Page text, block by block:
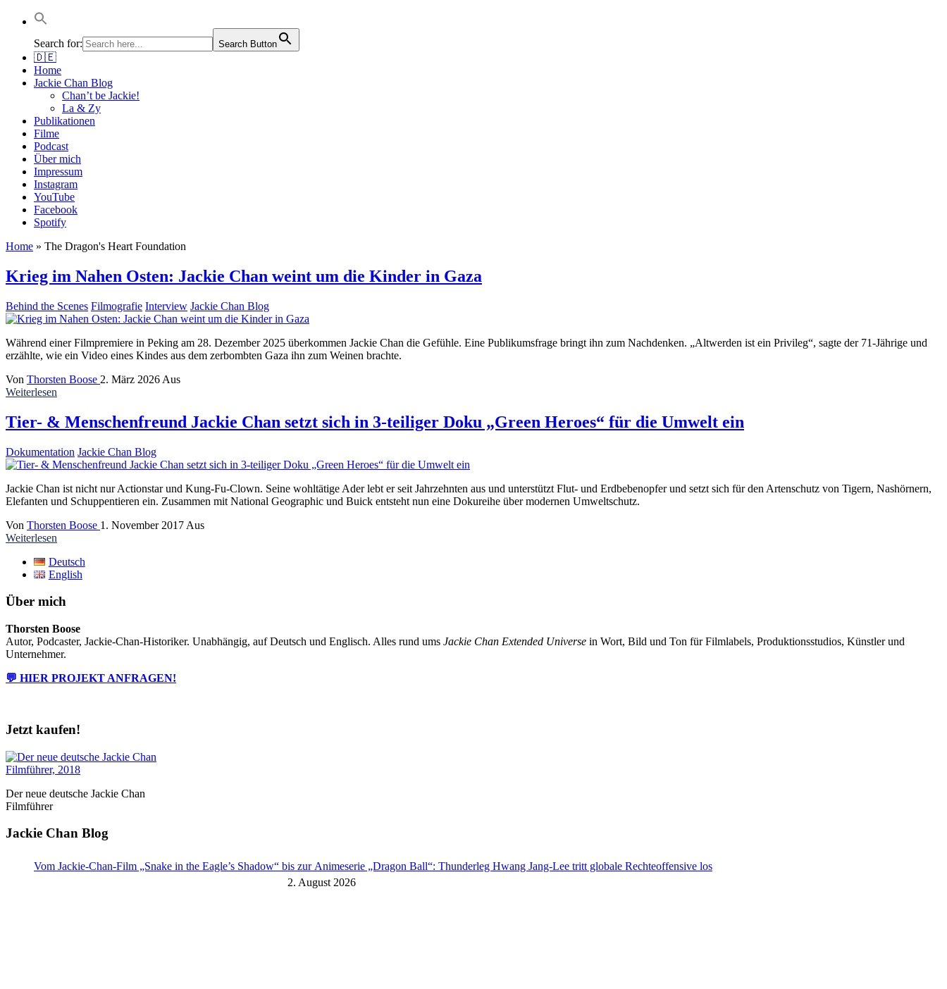
Jackie Chan Deutschland | Thorsten Boose
Autor & Jackie-Chan-Historiker
Search for:
Search Button
🇩🇪
Home
Jackie Chan Blog
Chan’t be Jackie!
La & Zy
Publikationen
Filme
Podcast
Über mich
Impressum
Instagram
YouTube
Facebook
Spotify
Home » The Dragon's Heart Foundation
Krieg im Nahen Osten: Jackie Chan weint um die Kinder in Gaza
Behind the Scenes Filmografie Interview Jackie Chan Blog
Während einer Filmpremiere in Peking am 28. Dezember 2025 überkommen Jackie Chan die Gefühle. Eine Publikumsfrage bringt ihn zum Nachdenken. „Altwerden ist ein Privileg“, sagte der 71-Jährige und
erzählte, wie ein Video eines Kindes aus dem zerbombten Gaza ihn zum Weinen brachte.
Von Thorsten Boose 2. März 2026 Aus
Weiterlesen
Tier- & Menschenfreund Jackie Chan setzt sich in 3-teiliger Doku „Green Heroes“ für die Umwelt ein
Dokumentation Jackie Chan Blog
Jackie Chan ist nicht nur Actionstar und Kung-Fu-Clown. Seine wohltätige Ader lebt er seit Jahrzehnten aus und unterstützt Flut- und Erdbebenopfer und setzt sich für den Artenschutz von Tigern, Nashörnern,
Elefanten und Schuppentieren ein. Zusammen mit National Geographic und Buick entsteht nun eine Dokureihe über modernen Umweltschutz.
Von Thorsten Boose 1. November 2017 Aus
Weiterlesen
Deutsch
English
Über mich
Thorsten Boose
Autor, Podcaster, Jackie-Chan-Historiker. Unabhängig, auf Deutsch und Englisch. Alles rund ums Jackie Chan Extended Universe in Wort, Bild und Ton für Filmlabels, Produktionsstudios, Künstler und
Unternehmer.
💬 HIER PROJEKT ANFRAGEN!
Jetzt kaufen!
Der neue deutsche Jackie Chan
Filmführer
Jackie Chan Blog
Vom Jackie-Chan-Film „Snake in the Eagle’s Shadow“ bis zur Animeserie „Dragon Ball“: Thunderleg Hwang Jang-Lee tritt globale Rechteoffensive los
2. August 2026